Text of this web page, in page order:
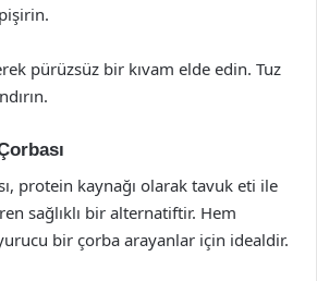
pürüzsüz bir kıvam elde edin. Tuz
protein kaynağı olarak tavuk eti ile
sağlıklı bir alternatiftir. Hem
bir çorba arayanlar için idealdir.